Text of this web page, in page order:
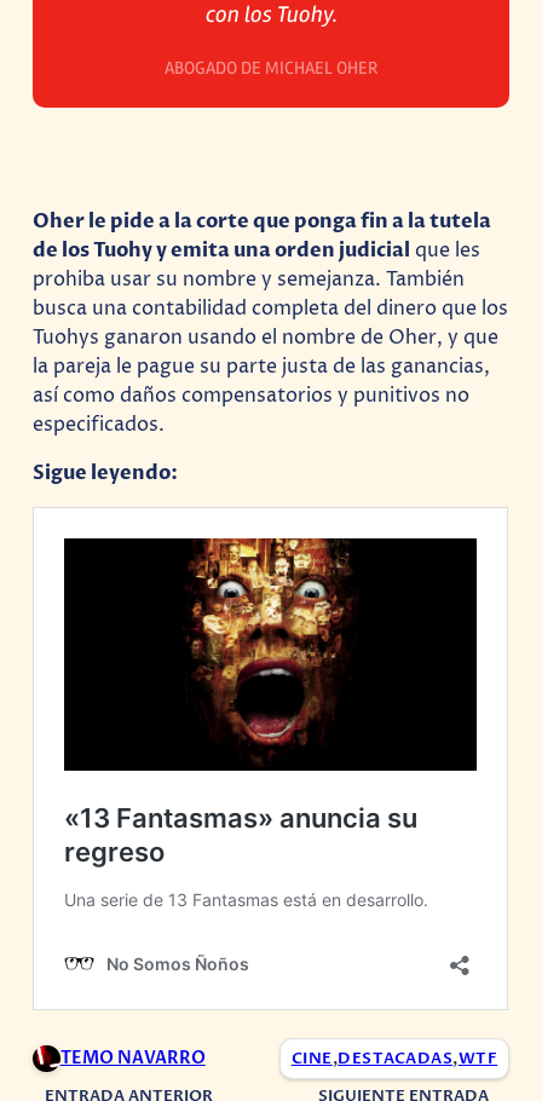
con los Tuohy.
ABOGADO DE MICHAEL OHER
Oher le pide a la corte que ponga fin a la tutela
de los Tuohy y emita una orden judicialque les
prohiba usar su nombre y semejanza. También
busca una contabilidad completa del dinero que los
Tuohys ganaron usando el nombre de Oher, y que
la pareja le pague su parte justa de las ganancias,
así como daños compensatorios y punitivos no
especificados.
Sigue leyendo:
TEMO NAVARRO CINE,DESTACADAS,WTF
ENTRADA ANTERIOR
SIGUIENTE ENTRADA